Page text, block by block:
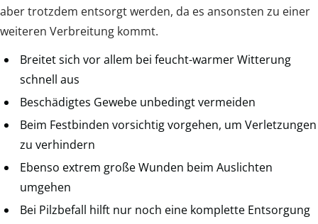
aber trotzdem entsorgt werden, da es ansonsten zu einer
weiteren Verbreitung kommt.
Breitet sich vor allem bei feucht-warmer Witterung
schnell aus
Beschädigtes Gewebe unbedingt vermeiden
Beim Festbinden vorsichtig vorgehen, um Verletzungen
zu verhindern
Ebenso extrem große Wunden beim Auslichten
umgehen
Bei Pilzbefall hilft nur noch eine komplette Entsorgung